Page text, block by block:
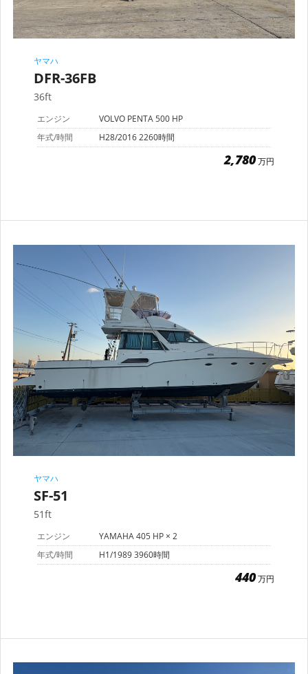
ヤマハ
DFR-36FB
36ft
エンジン
VOLVO PENTA 500 HP
年式/時間
H28/2016 2260時間
2,780万円
ヤマハ
SF-51
51ft
エンジン
YAMAHA 405 HP × 2
年式/時間
H1/1989 3960時間
440万円